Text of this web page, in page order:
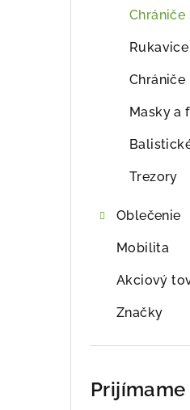
Chrániče
Rukavice
Chrániče
Masky a
Trezory
Oblečenie
Mobilita
Akciový
Značky